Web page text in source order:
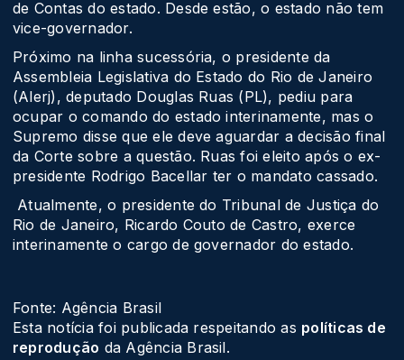
de Contas do estado. Desde estão, o estado não tem
vice-governador.
Próximo na linha sucessória, o presidente da
Assembleia Legislativa do Estado do Rio de Janeiro
(Alerj), deputado Douglas Ruas (PL), pediu para
ocupar o comando do estado interinamente, mas o
Supremo disse que ele deve aguardar a decisão final
da Corte sobre a questão. Ruas foi eleito após o ex-
presidente Rodrigo Bacellar ter o mandato cassado.
Atualmente, o presidente do Tribunal de Justiça do
Rio de Janeiro, Ricardo Couto de Castro, exerce
interinamente o cargo de governador do estado.
Fonte: Agência Brasil
Esta notícia foi publicada respeitando as políticas de
reprodução da Agência Brasil.